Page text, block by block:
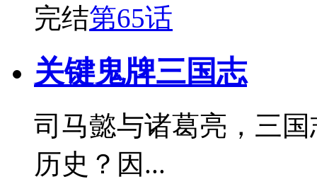
完结第65话
关键鬼牌三国志
司马懿与诸葛亮，三
历史？因...